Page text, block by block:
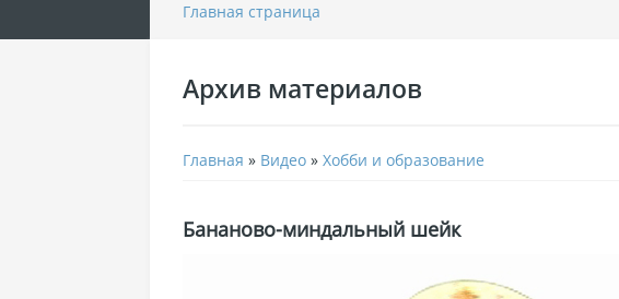
Главная страница
Архив материалов
Главная » Видео » Хобби и образование
Бананово-миндальный шейк